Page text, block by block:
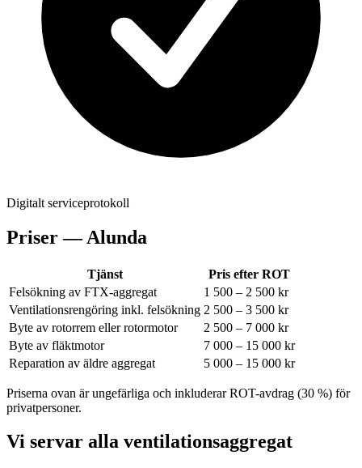
Digitalt serviceprotokoll
Priser —Alunda
Tjänst
Pris efter ROT
Felsökning av FTX-aggregat
1 500 – 2 500 kr
Ventilationsrengöring inkl. felsökning 2 500 – 3 500 kr
Byte av rotorrem eller rotormotor
2 500 – 7 000 kr
Byte av fläktmotor
7 000 – 15 000 kr
Reparation av äldre aggregat
5 000 – 15 000 kr
Priserna ovan är ungefärliga och inkluderar ROT-avdrag (30 %) för
privatpersoner.
Vi servar alla ventilationsaggregat